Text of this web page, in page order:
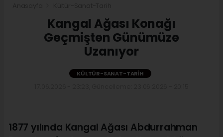
Kangal Ağası Konağı
Geçmişten Günümüze
Uzanıyor
KÜLTÜR-SANAT-TARIH
1877 yılında Kangal Ağası Abdurrahman